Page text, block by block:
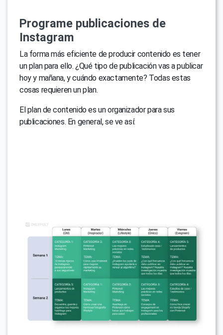
Programe publicaciones de
Instagram
La forma más eficiente de producir contenido es tener
un plan para ello. ¿Qué tipo de publicación vas a publicar
hoy y mañana, y cuándo exactamente? Todas estas
cosas requieren un plan.
El plan de contenido es un organizador para sus
publicaciones. En general, se ve así: